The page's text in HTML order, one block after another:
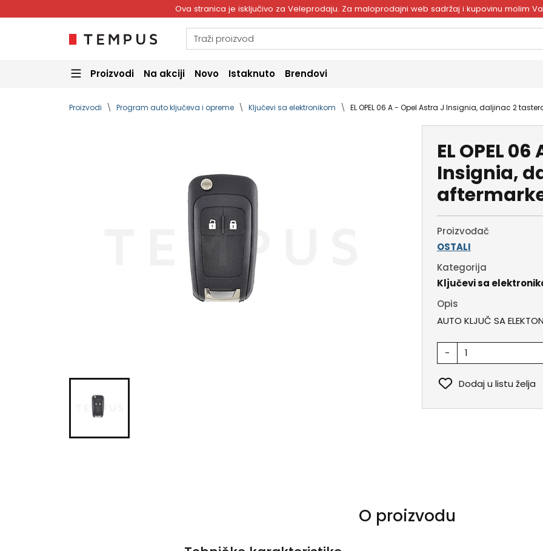
Ova stranica je isključivo za Veleprodaju. Za maloprodajni web sadržaj i kupovinu molim
Proizvodi Na akciji Novo Istaknuto Brendovi
Proizvodi Program auto ključeva i opreme Ključevi sa elektronikom EL OPEL 06 A - Opel Astra J Insignia, daljinac 2
EL OPEL
Insignia,
Proizvođač
OSTALI
Kategorija
Ključevi sa
Opis
AUTO KLJUČ SA
-
Dodaj u listu želja
O proizvodu